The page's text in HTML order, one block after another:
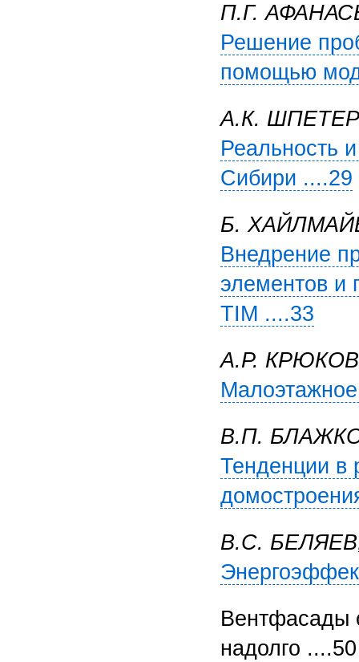
П.Г.
Решение
помощью
А.К. ШПЕТЕР
Реальность
Сибири ....29
Б.
Внедрение
элементов и
TIM ....33
А.Р.
В.П.
Тенденции в
В.С.
Вентфасады
надолго ....50